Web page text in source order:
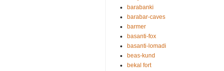
barabanki
barabar-caves
barmer
basanti-fox
basanti-lomadi
beas-kund
bekal fort